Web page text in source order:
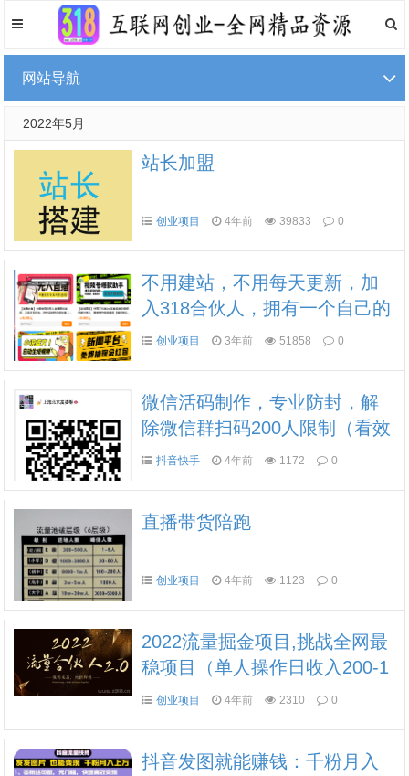
网站导航
2022年5月
站长加盟
创业项目 4年前 39833 0
不用建站，不用每天更新，加
入318合伙人，拥有一个自己的
资源站，卖课程，卖初级站
创业项目 3年前 51858 0
微信活码制作，专业防封，解
除微信群扫码200人限制（看效
果）
抖音快手 4年前 1172 0
直播带货陪跑
创业项目 4年前 1123 0
2022流量掘金项目,挑战全网最
稳项目（单人操作日收入200-1
000）
创业项目 4年前 2310 0
抖音发图就能赚钱：千粉月入